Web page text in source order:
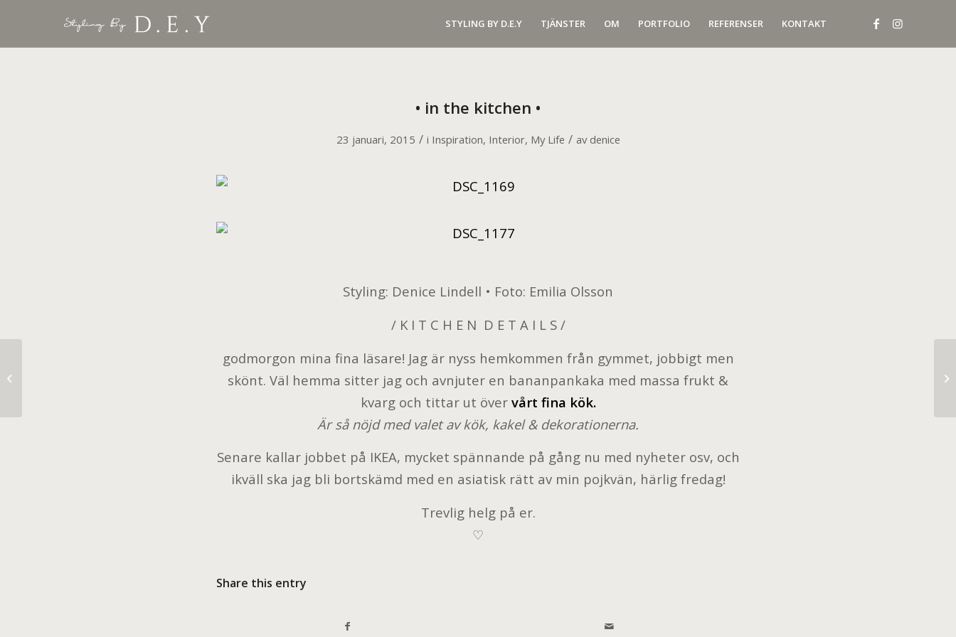
STYLING BY D.E.Y TJÄNSTER OM PORTFOLIO REFERENSER KONTAKT
• in the kitchen •
23 januari, 2015 / i Inspiration, Interior, My Life / av denice
Styling: Denice Lindell • Foto: Emilia Olsson
/ K I T C H E N D E T A I L S /
godmorgon mina fina läsare! Jag är nyss hemkommen från gymmet, jobbigt men
skönt. Väl hemma sitter jag och avnjuter en bananpankaka med massa frukt &
kvarg och tittar ut övervårt fina kök.
Är så nöjd med valet av kök, kakel & dekorationerna.
Senare kallar jobbet på IKEA, mycket spännande på gång nu med nyheter osv, och
ikväll ska jag bli bortskämd med en asiatisk rätt av min pojkvän, härlig fredag!
Trevlig helg på er.
♡
Share this entry